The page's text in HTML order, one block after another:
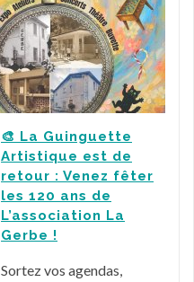
🎨 La Guinguette
Artistique est de
retour : Venez fêter
les 120 ans de
L’association La
Gerbe !
Sortez vos agendas,